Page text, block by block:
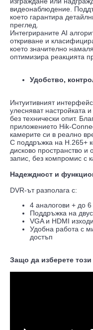
видеонаблюдение.
което гарантира
преглед.
Интегрираните AI
откриване и
което значително
оптимизира реакцията
Удобство,
Интуитивният
улесняват настройката
без технически опит.
приложението Hik-
камерите си в реално
С поддръжка на H.265+
дисково пространство и
запис, без компромис с
Надеждност и
DVR-ът разполага с:
4 аналогови + до
Поддръжка на
VGA и HDMI
Удобна работа с
достъп
Защо да изберете